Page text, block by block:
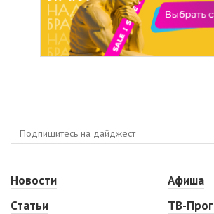
Новости
Статьи
Афиша
ТВ-